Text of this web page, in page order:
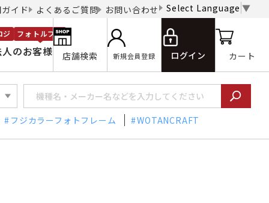
イド よくあるご質問 お問い合わせ Select Language ▼
のお客様
ジ フォトルプロ
店舗検索 新規会員登録 ログイン カート
フジカラーフォトフレーム WOTANCRAFT